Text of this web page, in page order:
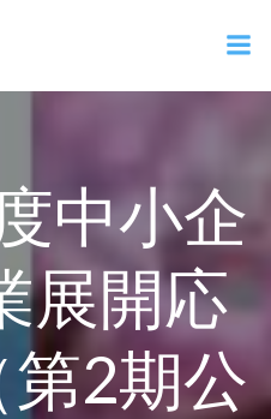
ン
キ
ッ
プ
中小企
展開応
2期公